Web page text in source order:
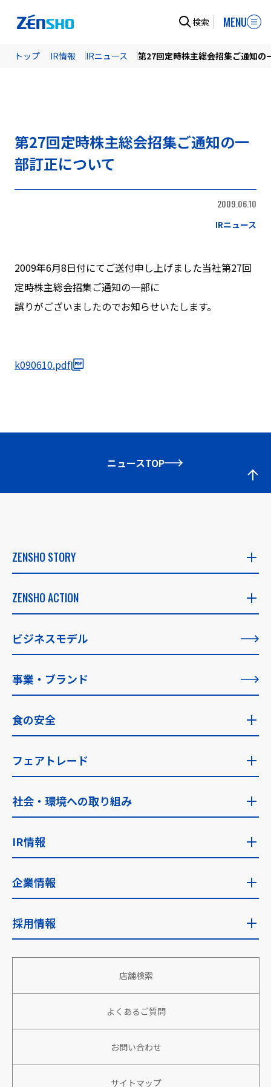
検索 MENU
トップ IR情報 IRニュース 第27回定時株主総会招集ご通知の
第27回定時株主総会招集ご通知の一
部訂正について
2009.06.10
IRニュース
2009年6月8日付にてご送付申し上げました当社第27回
定時株主総会招集ご通知の一部に
誤りがございましたのでお知らせいたします。
k090610.pdf
ニュースTOP
ZENSHO STORY
ZENSHO STORY
創業者メッセージ
理念の実現に向けて
ZENSHO ACTION
ZENSHO ACTION
ビジネスモデル
事業・ブランド
食の安全
食の安全トップ
食品安全検査
フェアトレード
フェアトレードトップ
フェアトレード取り組み国
社会・環境への取り組み
社会・環境への取り組みトップ
サステナビリティ推進体制
安全な食を安定的に世界へ
地域社会への貢献
働きがい、生きがいのある組織づくり
パートナーと共に成長、繁栄
IR情報
IR情報トップ
経営目標
株主向け情報
企業情報
企業情報トップ
社名の由来
採用情報
採用情報トップ
新卒採用
アルバイト・パート採用
店舗検索
よくあるご質問
お問い合わせ
サイトマップ